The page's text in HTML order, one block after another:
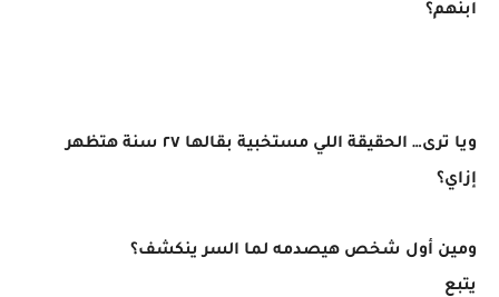
ابنهم؟
ويا ترى… الحقيقة اللي مستخبية بقالها ٢٧ سنة هتظهر
إزاي؟
ومين أول شخص هيصدمه لما السر ينكشف؟
يتبع